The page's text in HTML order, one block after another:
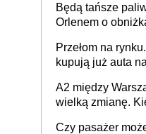
technologią
Będą tańsze
Orlenem o
Przełom na
kupują już auta
A2 między
wielką zmianę.
Czy pasażer